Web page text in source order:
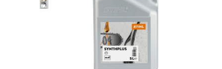
Accessoires